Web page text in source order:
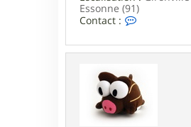
Essonne (91)
Contact :
n
t
t
e
r
S